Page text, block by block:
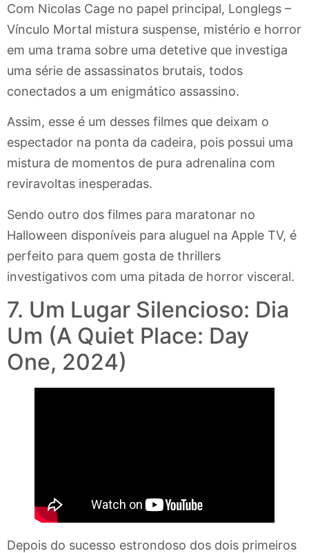
Com Nicolas Cage no papel principal, Longlegs –
Vínculo Mortal mistura suspense, mistério e horror
em uma trama sobre uma detetive que investiga
uma série de assassinatos brutais, todos
conectados a um enigmático assassino.
Assim, esse é um desses filmes que deixam o
espectador na ponta da cadeira, pois possui uma
mistura de momentos de pura adrenalina com
reviravoltas inesperadas.
Sendo outro dos filmes para maratonar no
Halloween disponíveis para aluguel na Apple TV, é
perfeito para quem gosta de thrillers
investigativos com uma pitada de horror visceral.
7. Um Lugar Silencioso: Dia
Um (A Quiet Place: Day
One, 2024)
Depois do sucesso estrondoso dos dois primeiros